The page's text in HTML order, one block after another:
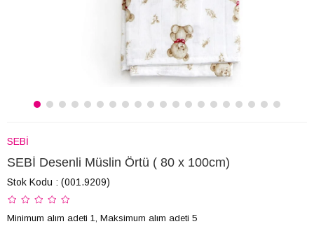
SEBİ
SEBİ Desenli Müslin Örtü ( 80 x 100cm)
Stok Kodu (001.9209)
Minimum alım adeti 1, Maksimum alım adeti 5